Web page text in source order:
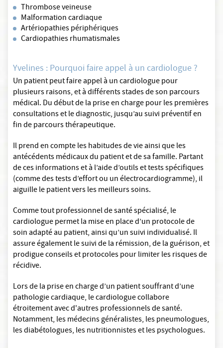
Thrombose veineuse
Malformation cardiaque
Artériopathies périphériques
Cardiopathies rhumatismales
Yvelines : Pourquoi faire appel à un cardiologue ?
Un patient peut faire appel à un cardiologue pour
plusieurs raisons, et à différents stades de son parcours
médical. Du début de la prise en charge pour les premières
consultations et le diagnostic, jusqu’au suivi préventif en
fin de parcours thérapeutique.
Il prend en compte les habitudes de vie ainsi que les
antécédents médicaux du patient et de sa famille. Partant
de ces informations et à l’aide d’outils et tests spécifiques
(comme des tests d’effort ou un électrocardiogramme), il
aiguille le patient vers les meilleurs soins.
Comme tout professionnel de santé spécialisé, le
cardiologue permet la mise en place d’un protocole de
soin adapté au patient, ainsi qu’un suivi individualisé. Il
assure également le suivi de la rémission, de la guérison, et
prodigue conseils et protocoles pour limiter les risques de
récidive.
Lors de la prise en charge d’un patient souffrant d’une
pathologie cardiaque, le cardiologue collabore
étroitement avec d'autres professionnels de santé.
Notamment, les médecins généralistes, les pneumologues,
les diabétologues, les nutritionnistes et les psychologues.